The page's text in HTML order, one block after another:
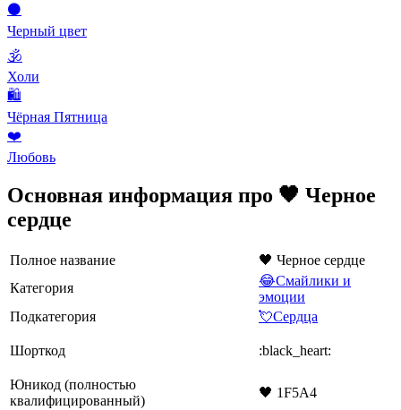
⚫
Черный цвет
🕉
Холи
🛍
Чёрная Пятница
❤️
Любовь
Основная информация про 🖤 Черное
сердце
Полное название
🖤 Черное сердце
Категория
😂Смайлики и
эмоции
Подкатегория
💘Сердца
Шорткод :black_heart:
Юникод (полностью
квалифицированный)
🖤 1F5A4